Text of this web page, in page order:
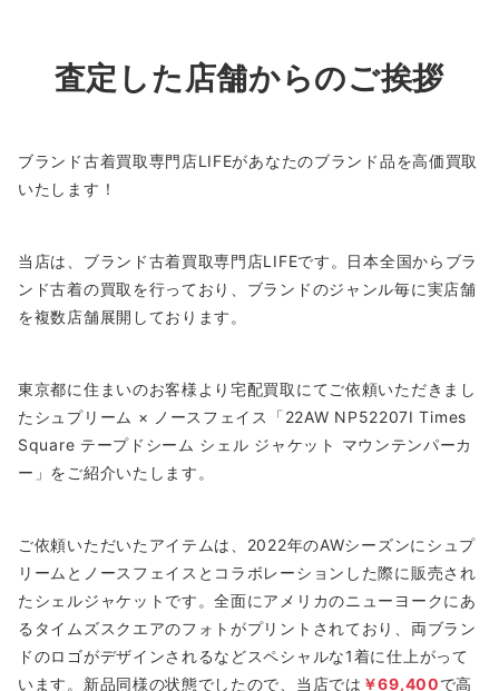
査定した店舗からのご挨拶
ブランド古着買取専門店LIFEがあなたのブランド品を高価買取
いたします！
当店は、ブランド古着買取専門店LIFEです。日本全国からブラ
ンド古着の買取を行っており、ブランドのジャンル毎に実店舗
を複数店舗展開しております。
東京都に住まいのお客様より宅配買取にてご依頼いただきまし
たシュプリーム × ノースフェイス「22AW NP52207I Times
Square テープドシーム シェル ジャケット マウンテンパーカ
ー」をご紹介いたします。
ご依頼いただいたアイテムは、2022年のAWシーズンにシュプ
リームとノースフェイスとコラボレーションした際に販売され
たシェルジャケットです。全面にアメリカのニューヨークにあ
るタイムズスクエアのフォトがプリントされており、両ブラン
ドのロゴがデザインされるなどスペシャルな1着に仕上がって
います。新品同様の状態でしたので、当店では ￥69,400で高